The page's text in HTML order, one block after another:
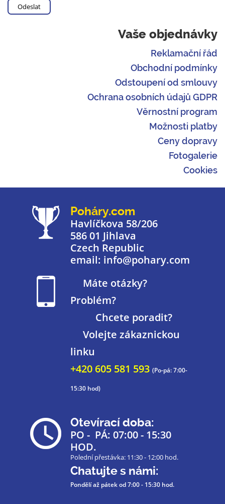
Vaše objednávky
Reklamační řád
Obchodní podmínky
Odstoupení od smlouvy
Ochrana osobních údajů GDPR
Věrnostní program
Možnosti platby
Ceny dopravy
Fotogalerie
Cookies
Poháry.com
Havlíčkova 58/206
586 01 Jihlava
Czech Republic
email: info@pohary.com
Máte otázky?
Problém?
Chcete poradit?
Volejte zákaznickou
linku
+420 605 581 593 (Po-pá: 7:00-
15:30 hod)
Otevírací doba:
PO - PÁ: 07:00 - 15:30
HOD.
Polední přestávka: 11:30 - 12:00 hod.
Chatujte s námi:
Pondělí až pátekod 7:00 - 15:30 hod.